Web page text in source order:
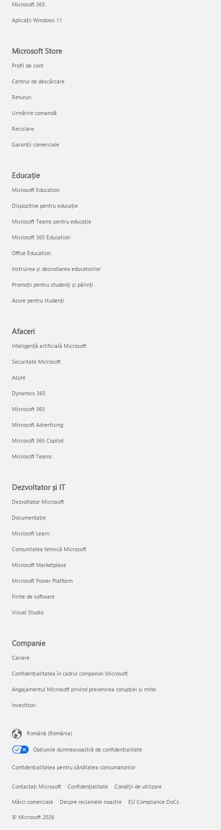
Microsoft 365
Aplicații Windows 11
Microsoft Store
Profil de cont
Centrul de descărcare
Retururi
Urmărire comandă
Reciclare
Garanții comerciale
Educație
Microsoft Education
Dispozitive pentru educație
Microsoft Teams pentru educație
Microsoft 365 Education
Office Education
Instruirea și dezvoltarea educatorilor
Promoții pentru studenți și părinți
Azure pentru studenți
Afaceri
Inteligență artificială Microsoft
Securitate Microsoft
Azure
Dynamics 365
Microsoft 365
Microsoft Advertising
Microsoft 365 Copilot
Microsoft Teams
Dezvoltator și IT
Dezvoltator Microsoft
Documentație
Microsoft Learn
Comunitatea tehnică Microsoft
Microsoft Marketplace
Microsoft Power Platform
Firme de software
Visual Studio
Companie
Cariere
Confidențialitatea în cadrul companiei Microsoft
Angajamentul Microsoft privind prevenirea corupției și mitei
Investitori
Română (România)
Opțiunile dumneavoastră de confidențialitate
Confidențialitatea pentru sănătatea consumatorilor
Contactați Microsoft Confidențialitate Condiţii de utilizare
Mărci comerciale Despre reclamele noastre EU Compliance DoCs
© Microsoft 2026